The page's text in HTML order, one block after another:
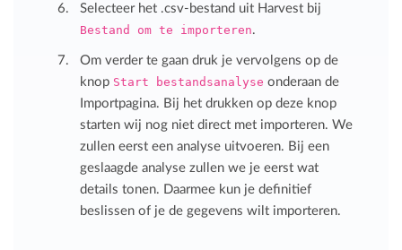
Selecteer het .csv-bestand uit Harvest bij
Bestand om te importeren.
Om verder te gaan druk je vervolgens op de
knop Start bestandsanalyse onderaan de
Importpagina. Bij het drukken op deze knop
starten wij nog niet direct met importeren. We
zullen eerst een analyse uitvoeren. Bij een
geslaagde analyse zullen we je eerst wat
details tonen. Daarmee kun je definitief
beslissen of je de gegevens wilt importeren.